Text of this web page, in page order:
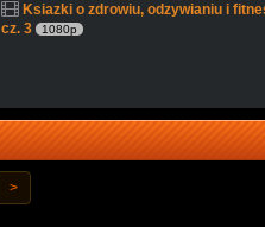
Ksiazki o zdrowiu, odzywianiu i
cz. 3
1080p
>